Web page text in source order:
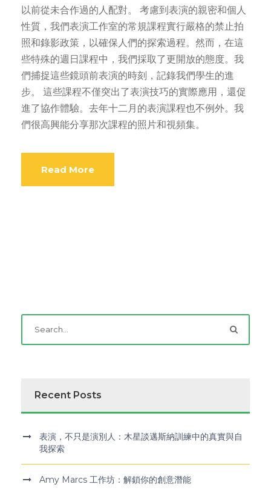
以前從未合作過的人配對。 考慮到表演的親密和個人
性質，我們表演工作室的常規課程實行嚴格的禁止拍
照和錄影政策，以確保人們的探索過程。然而，在這
些特殊的週日課程中，我們採取了更開放的態度。我
們捕捉這些鏡頭前表演的時刻，記錄我們學生的進
步。 這些課程不僅突出了表演技巧的實際應用，還促
進了協作體驗。去年十二月的表演課程也不例外。我
們很高興能分享那次課程的照片和視頻集。
Read More
Recent Posts
表演，不只是演別人：木星談邁斯納訓練中的真實與自
我探索
Amy Marcs 工作坊：解鎖你的創意潛能